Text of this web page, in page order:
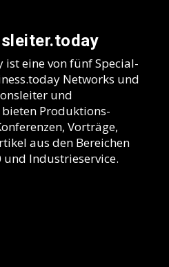
eine von fünf Special-
Networks und
und
Produktions-
Vorträge,
aus den Bereichen
Industrieservice.